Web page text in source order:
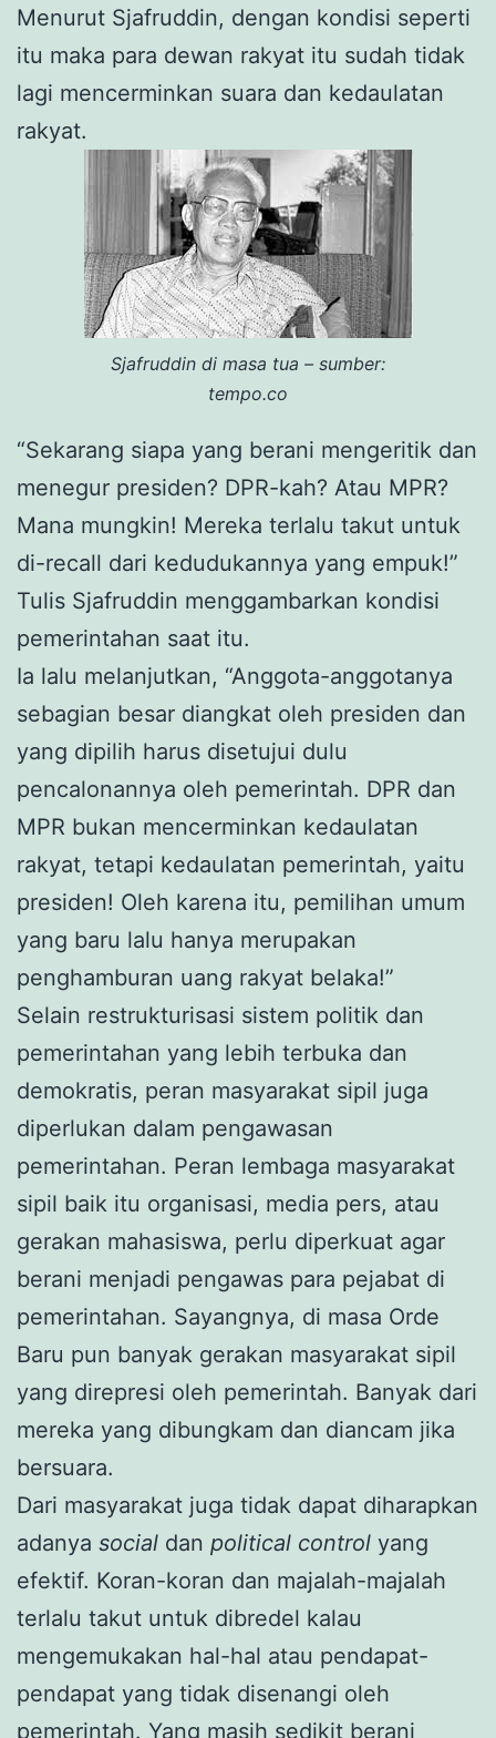
Menurut Sjafruddin, dengan kondisi seperti
itu maka para dewan rakyat itu sudah tidak
lagi mencerminkan suara dan kedaulatan
rakyat.
Sjafruddin di masa tua – sumber:
tempo.co
“Sekarang siapa yang berani mengeritik dan
menegur presiden? DPR-kah? Atau MPR?
Mana mungkin! Mereka terlalu takut untuk
di-recall dari kedudukannya yang empuk!”
Tulis Sjafruddin menggambarkan kondisi
pemerintahan saat itu.
Ia lalu melanjutkan, “Anggota-anggotanya
sebagian besar diangkat oleh presiden dan
yang dipilih harus disetujui dulu
pencalonannya oleh pemerintah. DPR dan
MPR bukan mencerminkan kedaulatan
rakyat, tetapi kedaulatan pemerintah, yaitu
presiden! Oleh karena itu, pemilihan umum
yang baru lalu hanya merupakan
penghamburan uang rakyat belaka!”
Selain restrukturisasi sistem politik dan
pemerintahan yang lebih terbuka dan
demokratis, peran masyarakat sipil juga
diperlukan dalam pengawasan
pemerintahan. Peran lembaga masyarakat
sipil baik itu organisasi, media pers, atau
gerakan mahasiswa, perlu diperkuat agar
berani menjadi pengawas para pejabat di
pemerintahan. Sayangnya, di masa Orde
Baru pun banyak gerakan masyarakat sipil
yang direpresi oleh pemerintah. Banyak dari
mereka yang dibungkam dan diancam jika
bersuara.
Dari masyarakat juga tidak dapat diharapkan
adanya social dan political control yang
efektif. Koran-koran dan majalah-majalah
terlalu takut untuk dibredel kalau
mengemukakan hal-hal atau pendapat-
pendapat yang tidak disenangi oleh
pemerintah. Yang masih sedikit berani